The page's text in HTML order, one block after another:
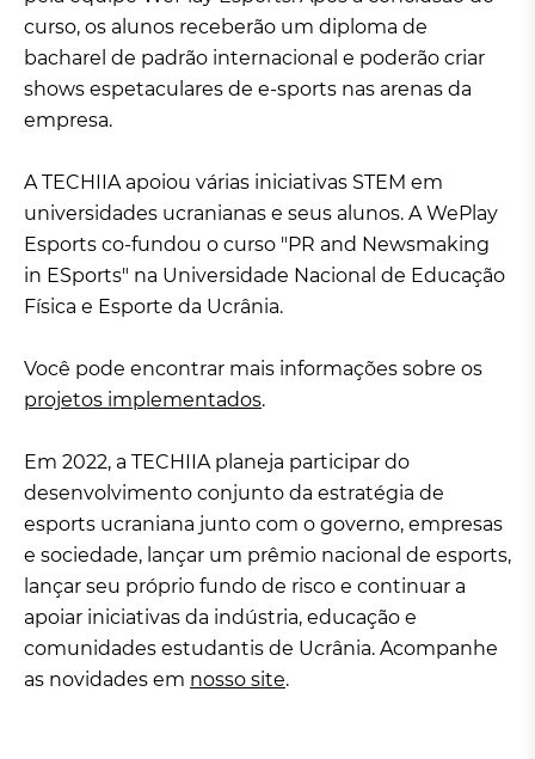
curso, os alunos receberão um diploma de
bacharel de padrão internacional e poderão criar
shows espetaculares de e-sports nas arenas da
empresa.
A TECHIIA apoiou várias iniciativas STEM em
universidades ucranianas e seus alunos. A WePlay
Esports co-fundou o curso "PR and Newsmaking
in ESports" na Universidade Nacional de Educação
Física e Esporte da Ucrânia.
Você pode encontrar mais informações sobre os
projetos implementados.
Em 2022, a TECHIIA planeja participar do
desenvolvimento conjunto da estratégia de
esports ucraniana junto com o governo, empresas
e sociedade, lançar um prêmio nacional de esports,
lançar seu próprio fundo de risco e continuar a
apoiar iniciativas da indústria, educação e
comunidades estudantis de Ucrânia. Acompanhe
as novidades em nosso site.